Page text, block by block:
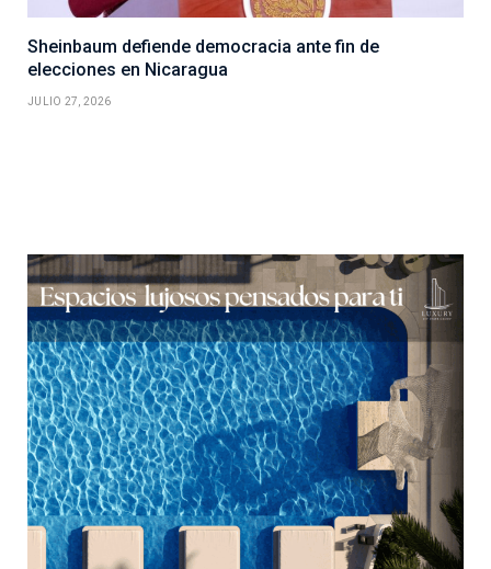
Sheinbaum defiende democracia ante fin de
elecciones en Nicaragua
JULIO 27, 2026